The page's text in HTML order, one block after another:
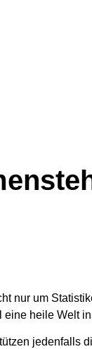
nur um
heile Welt
jedenfalls